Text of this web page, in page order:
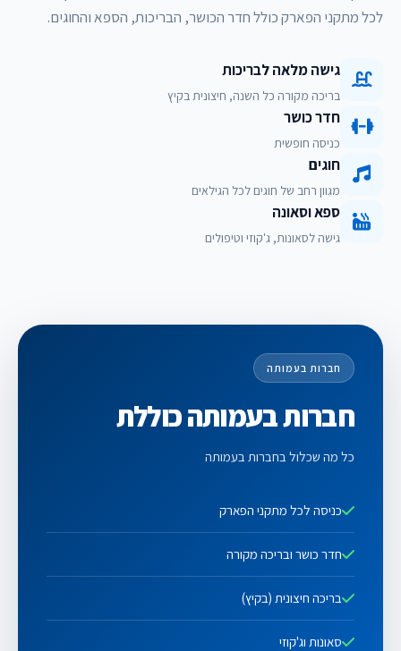
לכל מתקני הפארק כולל חדר הכושר, הבריכות, הספא והחוגים.
גישה מלאה לבריכות
בריכה מקורה כל השנה, חיצונית בקיץ
חדר כושר
כניסה חופשית
חוגים
מגוון רחב של חוגים לכל הגילאים
ספא וסאונה
גישה לסאונות, ג'קוזי וטיפולים
חברות בעמותה
חברות בעמותה כוללת
כל מה שכלול בחברות בעמותה
כניסה לכל מתקני הפארק
חדר כושר ובריכה מקורה
בריכה חיצונית (בקיץ)
סאונות וג'קוזי